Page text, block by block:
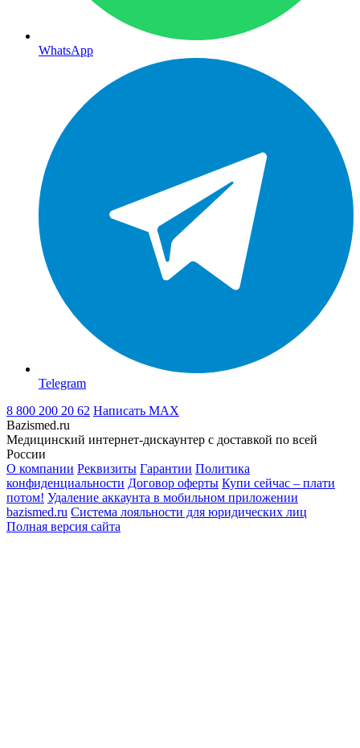
WhatsApp
Telegram
8 800 200 20 62 Написать MAX
Bazismed.ru
Медицинский интернет-дискаунтер с доставкой по всей
России
О компании Реквизиты Гарантии Политика
конфиденциальности Договор оферты Купи сейчас – плати
потом! Удаление аккаунта в мобильном приложении
bazismed.ru Система лояльности для юридических лиц
Полная версия сайта